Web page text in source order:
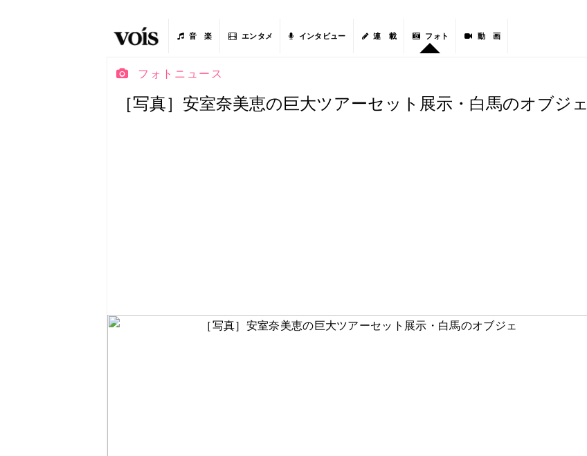
音 楽 エンタメ インタビュー 連 載 フォト 動 画
フォトニュース
［写真］安室奈美恵の巨大ツアーセット展示・白馬のオブジェ